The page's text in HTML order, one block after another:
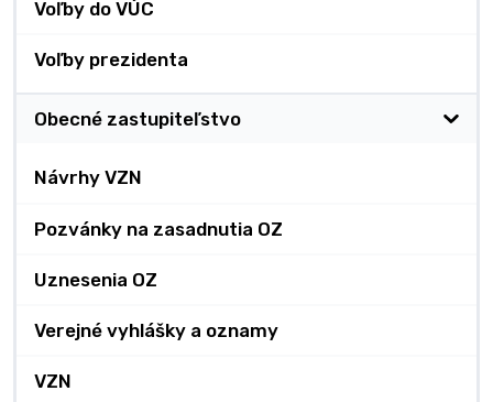
Voľby do VÚC
Voľby prezidenta
Obecné zastupiteľstvo
Návrhy VZN
Pozvánky na zasadnutia OZ
Uznesenia OZ
Verejné vyhlášky a oznamy
VZN